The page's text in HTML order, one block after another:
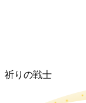
祈りの戦士